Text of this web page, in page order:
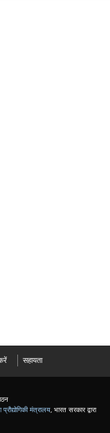
सहायता
मंत्रालय, भारत सरकार द्वारा